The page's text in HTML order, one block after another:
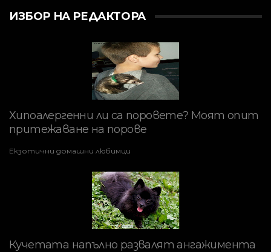
ИЗБОР НА РЕДАКТОРА
Хипоалергенни ли са поровете? Моят опит
притежаване на порове
Екзотични домашни любимци
Кучетата напълно развалят ангажимента